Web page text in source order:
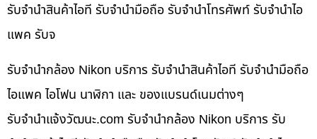
รับจำนำสินค้าไอที รับจำนำมือถือ รับจำนำโทรศัพท์ รับจำนำไอ
แพค รับจ
รับจำนำกล้อง Nikon บริการ รับจำนำสินค้าไอที รับจำนำมือถือ
ไอแพค ไอโฟน นาฬิกา และ ของแบรนด์เนมต่างๆ
รับจํานําแจ้งวัฒนะ.com รับจำนำกล้อง Nikon บริการ รับ